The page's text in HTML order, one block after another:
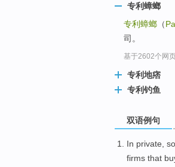
专利蟑螂
专利蟑螂 （
司。
基于2602个网
专利地痞
专利钓鱼
双语例句
In private,
firms that